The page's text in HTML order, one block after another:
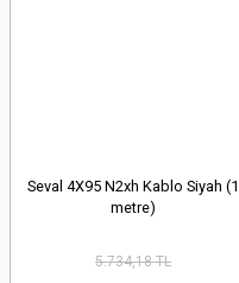
Seval 4X95 N2xh Kablo Siyah (1
metre)
5.734,18 TL